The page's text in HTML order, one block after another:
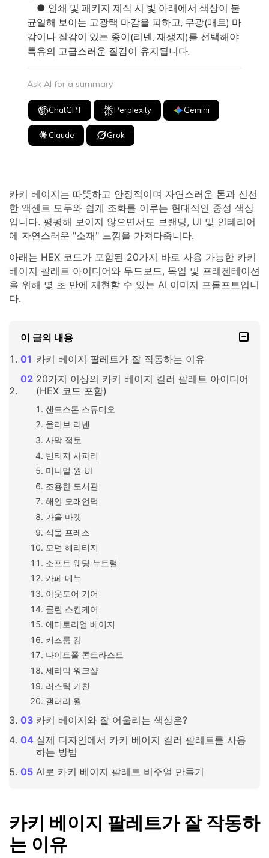
● 인쇄 및 패키지 제작 시 빛 아래에서 색상이 불
균일해 보이는 고광택 마감을 피하고, 무광(매트) 마
감이나 질감이 있는 종이(리넨, 재생지)를 선택해야
특유의 고급스러운 질감이 유지됩니다.
Ask AI for a summary
ChatGPT Perplexity Gemini
Claude Grok
카키 베이지는 따뜻하고 안정적이며 자연스러운 톤과 신선
한 액센트 모두와 쉽게 조화를 이루는 현대적인 중성 색상
입니다. 평평해 보이지 않으면서도 브랜딩, UI 및 인테리어
에 자연스러운 "소재" 느낌을 가져다줍니다.
아래는 HEX 코드가 포함된 20가지 바로 사용 가능한 카키
베이지 팔레트 아이디어와 무드보드, 목업 및 프레젠테이션
을 위해 몇 초 만에 재현할 수 있는 AI 이미지 프롬프트입니
다.
이 글의 내용
카키 베이지 팔레트가 잘 작동하는 이유
20가지 이상의 카키 베이지 컬러 팔레트 아이디어
(HEX 코드 포함)
샌드스톤 스튜디오
올리브 리넨
사막 점토
빈티지 사파리
미니멀 웜 UI
조용한 도서관
해안 모래언덕
가을 마켓
식물 프레스
모던 헤리티지
소프트 웨딩 뉴트럴
카페 메뉴
아웃도어 기어
클린 스킨케어
에디토리얼 베이지
키즈룸 캄
나이트폴 콘트라스트
세라믹 워크샵
러스틱 키친
갤러리 월
카키 베이지와 잘 어울리는 색상은?
실제 디자인에서 카키 베이지 컬러 팔레트를 사용
하는 방법
AI로 카키 베이지 팔레트 비주얼 만들기
카키 베이지 팔레트가 잘 작동하
는 이유